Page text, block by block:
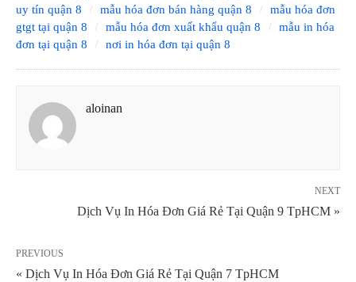
uy tín quận 8
mẫu hóa đơn bán hàng quận 8
mẫu hóa đơn
gtgt tại quận 8
mẫu hóa đơn xuất khẩu quận 8
mẫu in hóa
đơn tại quận 8
nơi in hóa đơn tại quận 8
aloinan
NEXT
Dịch Vụ In Hóa Đơn Giá Rẻ Tại Quận 9 TpHCM »
PREVIOUS
« Dịch Vụ In Hóa Đơn Giá Rẻ Tại Quận 7 TpHCM